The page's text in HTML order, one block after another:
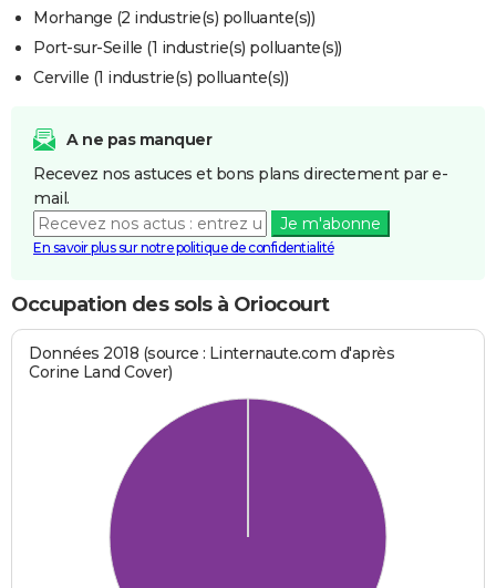
Morhange (2 industrie(s) polluante(s))
Port-sur-Seille (1 industrie(s) polluante(s))
Cerville (1 industrie(s) polluante(s))
A ne pas manquer
Recevez nos astuces et bons plans directement par e-
mail.
Je m'abonne
En savoir plus sur notre politique de confidentialité
Occupation des sols à Oriocourt
Données 2018 (source : Linternaute.com d'après
Corine Land Cover)